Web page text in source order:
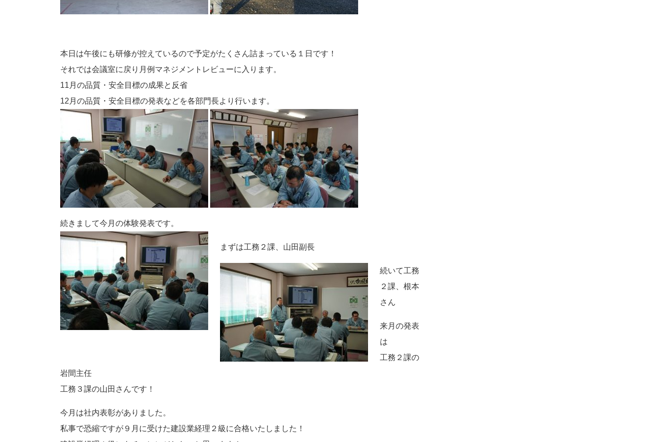
本日は午後にも研修が控えているので予定がたくさん詰まっている１日です！
それでは会議室に戻り月例マネジメントレビューに入ります。
11月の品質・安全目標の成果と反省
12月の品質・安全目標の発表などを各部門長より行います。
続きまして今月の体験発表です。
まずは工務２課、山田副長
続いて工務
２課、根本
さん
来月の発表
は
工務２課の
岩間主任
工務３課の山田さんです！
今月は社内表彰がありました。
私事で恐縮ですが９月に受けた建設業経理２級に合格いたしました！